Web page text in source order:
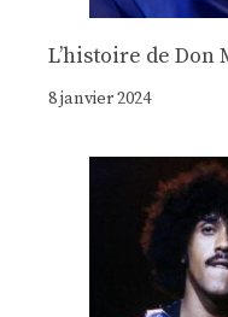
Lʼhistoire de
8 janvier 2024